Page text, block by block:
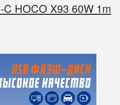
C HOCO X93 60W 1m